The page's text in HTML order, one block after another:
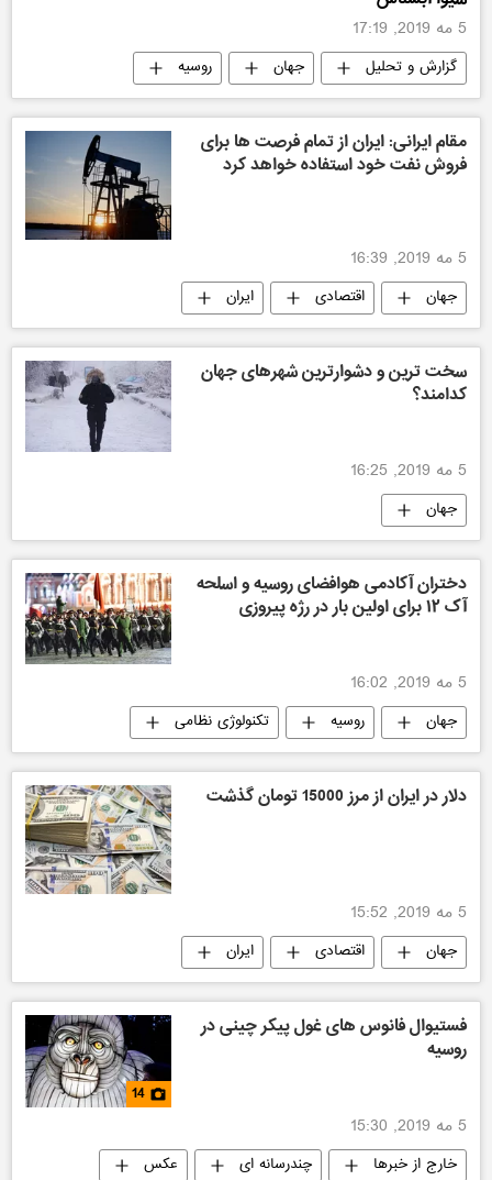
5 مه 2019, 17:19
گزارش و تحلیل جهان
روسیه
سیاسی
ایران
مقام ایرانی: ایران از تمام فرصت ها برای
فروش نفت خود استفاده خواهد کرد
5 مه 2019, 16:39
جهان اقتصادی ایران
سخت ترین و دشوارترین شهرهای جهان
کدامند؟
5 مه 2019, 16:25
جهان
دختران آکادمی هوافضای روسیه و اسلحه
آک ۱۲ برای اولین بار در رژه پیروزی
5 مه 2019, 16:02
جهان روسیه تکنولوژی نظامی
دلار در ایران از مرز 15000 تومان گذشت
5 مه 2019, 15:52
جهان اقتصادی ایران
فستیوال فانوس های غول پیکر چینی در
روسیه
14
5 مه 2019, 15:30
خارج از خبرها چندرسانه ای عکس